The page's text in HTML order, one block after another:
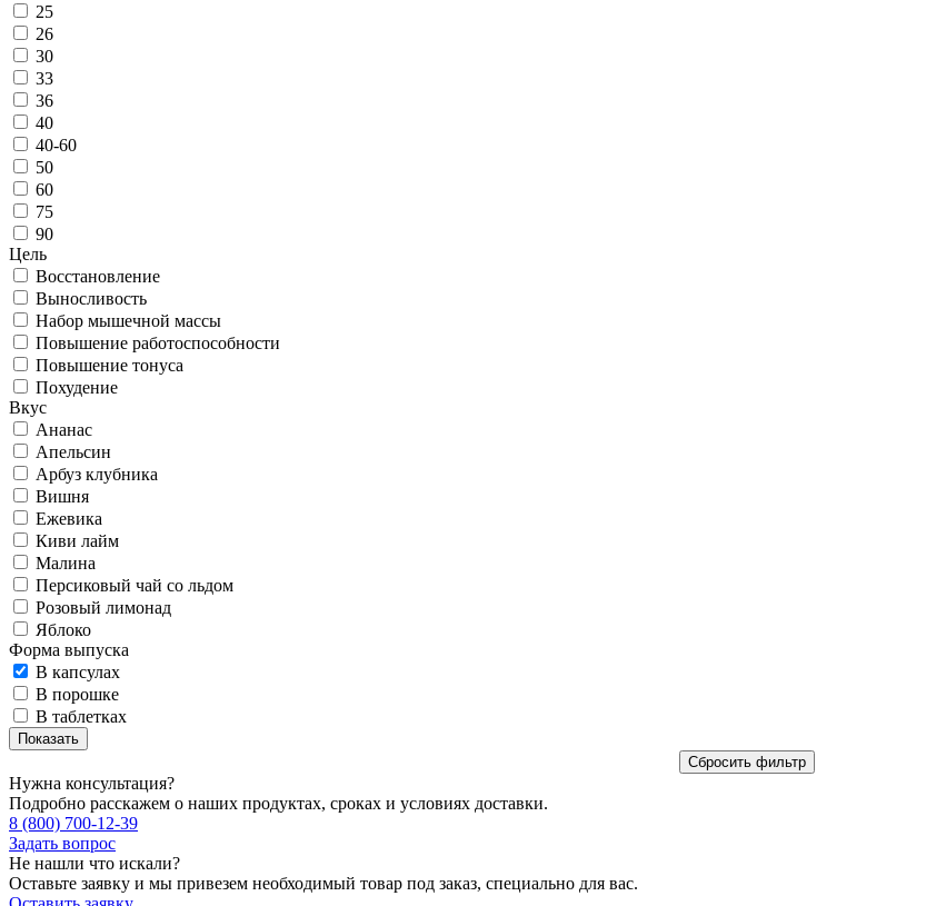
25
26
30
33
36
40
40-60
50
60
75
90
Цель
Восстановление
Выносливость
Набор мышечной массы
Повышение работоспособности
Повышение тонуса
Похудение
Вкус
Ананас
Апельсин
Арбуз клубника
Вишня
Ежевика
Киви лайм
Малина
Персиковый чай со льдом
Розовый лимонад
Яблоко
Форма выпуска
В капсулах
В порошке
В таблетках
Нужна консультация?
Подробно расскажем о наших продуктах, сроках и условиях доставки.
8 (800) 700-12-39
Задать вопрос
Не нашли что искали?
Оставьте заявку и мы привезем необходимый товар под заказ, специально для вас.